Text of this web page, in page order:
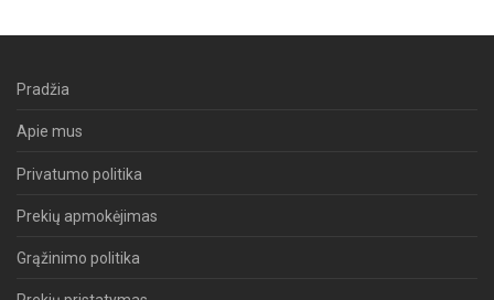
Pradžia
Apie mus
Privatumo politika
Prekių apmokėjimas
Grąžinimo politika